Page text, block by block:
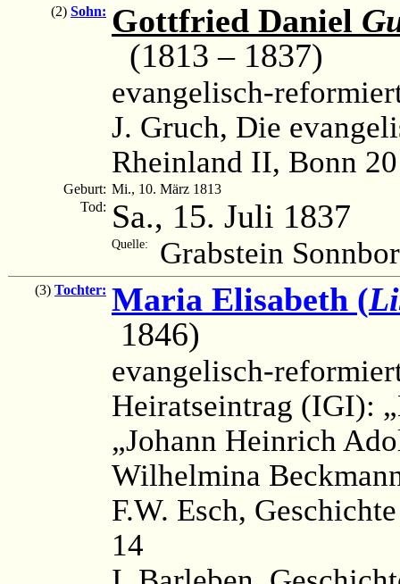
(2) Sohn: Gottfried Daniel
(1813 – 1837)
evangelisch-
J. Gruch, Die
Rheinland II, Bonn
Geburt: Mi., 10. März 1813
Tod: Sa., 15. Juli 1837
Quelle: Grabstein
(3) Tochter: Maria Elisabeth (
1846)
evangelisch-
Heiratseintrag (IGI):
„Johann Heinrich
Wilhelmina
F.W. Esch,
14